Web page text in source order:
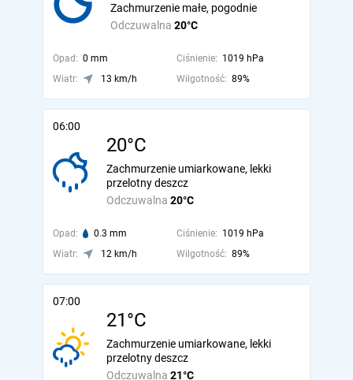
Odczuwalna 20°C
Zachmurzenie małe, pogodnie
Opad: 0 mm Ciśnienie: 1019 hPa
Wiatr:
13 km/h Wilgotność: 89%
06:00
20°C
Odczuwalna 20°C
Zachmurzenie umiarkowane, lekki
przelotny deszcz
Opad: 0.3 mm Ciśnienie: 1019 hPa
Wiatr:
12 km/h Wilgotność: 89%
07:00
21°C
Odczuwalna 21°C
Zachmurzenie umiarkowane, lekki
przelotny deszcz